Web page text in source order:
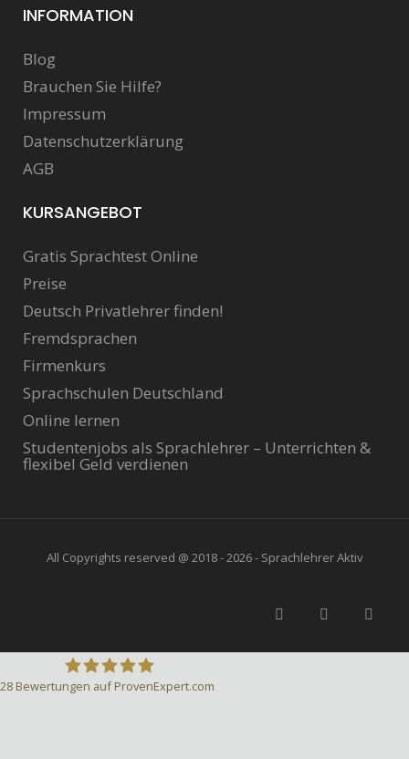
INFORMATION
Blog
Brauchen Sie Hilfe?
Impressum
Datenschutzerklärung
AGB
KURSANGEBOT
Gratis Sprachtest Online
Preise
Deutsch Privatlehrer finden!
Fremdsprachen
Firmenkurs
Sprachschulen Deutschland
Online lernen
Studentenjobs als Sprachlehrer – Unterrichten &
flexibel Geld verdienen
All Copyrights reserved @ 2018 - 2026 - Sprachlehrer Aktiv
28 Bewertungen auf ProvenExpert.com